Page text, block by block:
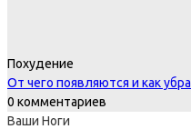
Похудение
От чего появляются и как
0 комментариев
Ваши Ноги